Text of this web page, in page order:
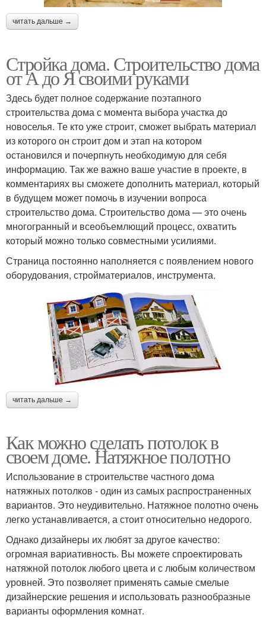
читать дальше →
Стройка дома. Строительство дома
от А до Я своими руками
Здесь будет полное содержание поэтапного
строительства дома с момента выбора участка до
новоселья. Те кто уже строит, сможет выбрать материал
из которого он строит дом и этап на котором
остановился и почерпнуть необходимую для себя
информацию. Так же важно ваше участие в проекте, в
комментариях вы сможете дополнить материал, который
в будущем может помочь в изучении вопроса
строительство дома. Строительство дома — это очень
многогранный и всеобъемлющий процесс, охватить
который можно только совместными усилиями.
Страница постоянно наполняется с появлением нового
оборудования, стройматериалов, инструмента.
читать дальше →
Как можно сделать потолок в
своем доме. Натяжное полотно
Использование в строительстве частного дома
натяжных потолков - один из самых распространенных
вариантов. Это неудивительно. Натяжное полотно очень
легко устанавливается, а стоит относительно недорого.
Однако дизайнеры их любят за другое качество:
огромная вариативность. Вы можете спроектировать
натяжной потолок любого цвета и с любым количеством
уровней. Это позволяет применять самые смелые
дизайнерские решения и использовать разнообразные
варианты оформления комнат.